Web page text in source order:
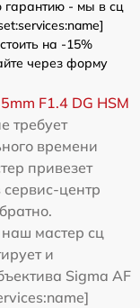
гарантию - мы в сц
на -15%
через форму
F1.4 DG HSM
требует
времени
привезет
центр
мастер сц
и
Sigma AF